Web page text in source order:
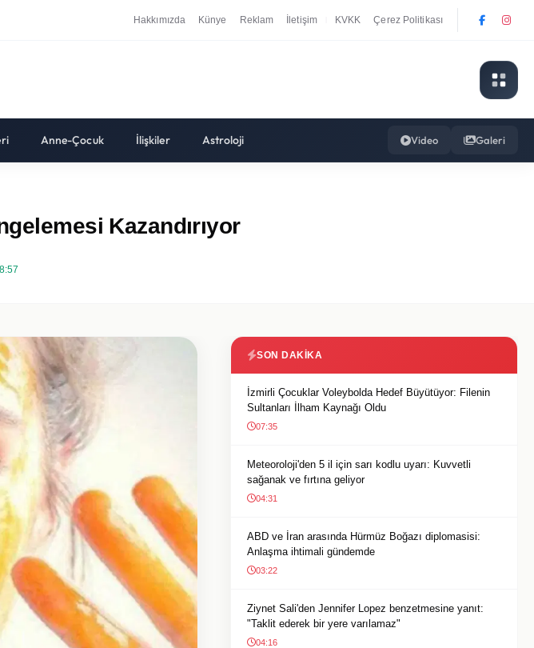
Hakkımızda Künye Reklam İletişim KVKK Çerez Politikası
Anne-Çocuk İlişkiler Astroloji Video Galeri
Kazandırıyor
SON DAKIKA
İzmirli Çocuklar Voleybolda Hedef Büyütüyor: Filenin
Sultanları İlham Kaynağı Oldu
07:35
Meteoroloji'den 5 il için sarı kodlu uyarı: Kuvvetli
sağanak ve fırtına geliyor
04:31
ABD ve İran arasında Hürmüz Boğazı diplomasisi:
Anlaşma ihtimali gündemde
03:22
Ziynet Sali'den Jennifer Lopez benzetmesine yanıt:
"Taklit ederek bir yere varılamaz"
04:16